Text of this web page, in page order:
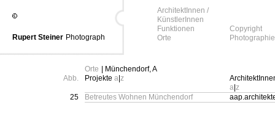
Rupert Steiner Photograph
ArchitektInnen /
KünstlerInnen
Funktionen
Orte
Copyright
Photographie
Orte
| Münchendorf, A
Abb.
Projekte a z
a z
25
Betreutes Wohnen Münchendorf